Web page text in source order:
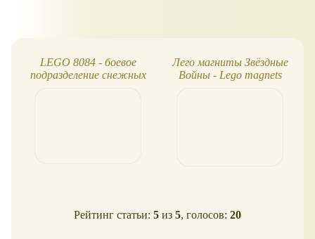
LEGO 8084 - боевое
подразделение снежных
Лего магниты Звёздные
Войны - Lego magnets
Рейтинг статьи: 5 из 5, голосов: 20